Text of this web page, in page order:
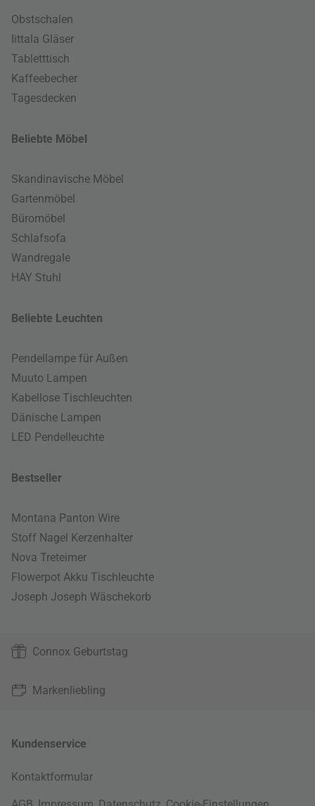
Obstschalen
Iittala Gläser
Tabletttisch
Kaffeebecher
Tagesdecken
Beliebte Möbel
Skandinavische Möbel
Gartenmöbel
Büromöbel
Schlafsofa
Wandregale
HAY Stuhl
Beliebte Leuchten
Pendellampe für Außen
Muuto Lampen
Kabellose Tischleuchten
Dänische Lampen
LED Pendelleuchte
Bestseller
Montana Panton Wire
Stoff Nagel Kerzenhalter
Nova Treteimer
Flowerpot Akku Tischleuchte
Joseph Joseph Wäschekorb
Connox Geburtstag
Markenliebling
Kundenservice
Kontaktformular